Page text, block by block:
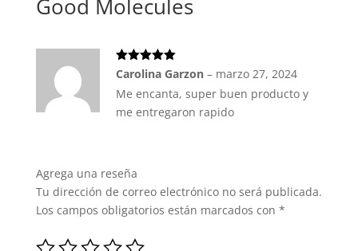
Good Molecules
Valorado
con5de 5
Carolina Garzon – marzo 27, 2024
Me encanta, super buen producto y
me entregaron rapido
Agrega una reseña
Tu dirección de correo electrónico no será publicada.
Los campos obligatorios están marcados con *